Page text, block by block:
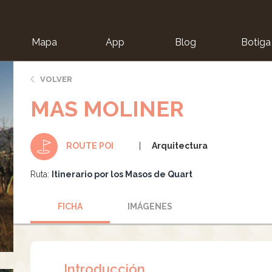
Mapa App Blog Botiga
VOLVER
MAS MOLINER
ROUTE POI Arquitectura
Ruta: Itinerario por los Masos de Quart
FICHA IMÁGENES